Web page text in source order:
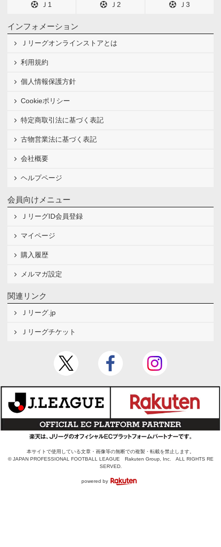
Ｊ1 Ｊ2 Ｊ3
インフォメーション
Ｊリーグオンラインストアとは
利用規約
個人情報保護方針
Cookieポリシー
特定商取引法に基づく表記
古物営業法に基づく表記
会社概要
ヘルプページ
会員向けメニュー
ＪリーグID会員登録
マイページ
購入履歴
メルマガ設定
関連リンク
Ｊリーグ.jp
Ｊリーグチケット
本サイトで使用している文章・画像等の無断での複製・転載を禁止します。
© JAPAN PROFESSIONAL FOOTBALL LEAGUE Rakuten Group, Inc. ALL RIGHTS RE
SERVED.
powered by